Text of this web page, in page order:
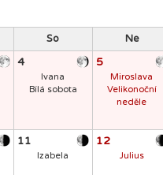
So Ne
4
Ivana
Bílá sobota
5
Miroslava
Velikonoční
neděle
11
Izabela
12
Julius